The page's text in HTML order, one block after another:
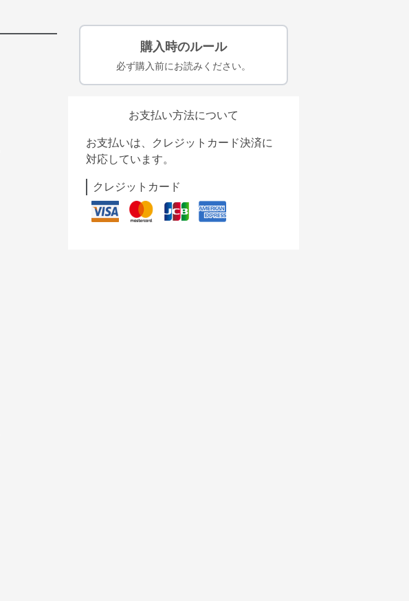
購入時のルール
必ず購入前にお読みください。
お支払い方法について
お支払いは、クレジットカード決済に
対応しています。
クレジットカード